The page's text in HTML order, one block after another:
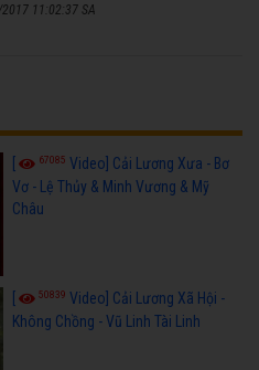
11:02:37 SA
[ 67085 Video] Cải Lương Xưa - Bơ
Vơ - Lệ Thủy & Minh Vương & Mỹ
Châu
50839 Video] Cải Lương Xã Hội -
Không Chồng - Vũ Linh Tài Linh